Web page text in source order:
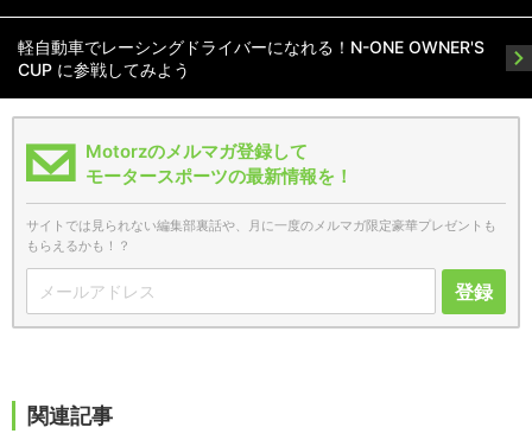
軽自動車でレーシングドライバーになれる！N-ONE OWNER'S
CUP に参戦してみよう
Motorzのメルマガ登録して
モータースポーツの最新情報を！
サイトでは見られない編集部裏話や、月に一度のメルマガ限定豪華プレゼントも
もらえるかも！？
登録
関連記事